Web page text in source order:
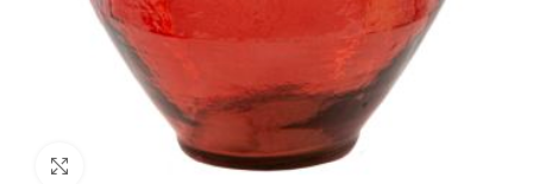
Clicca per ingrandire